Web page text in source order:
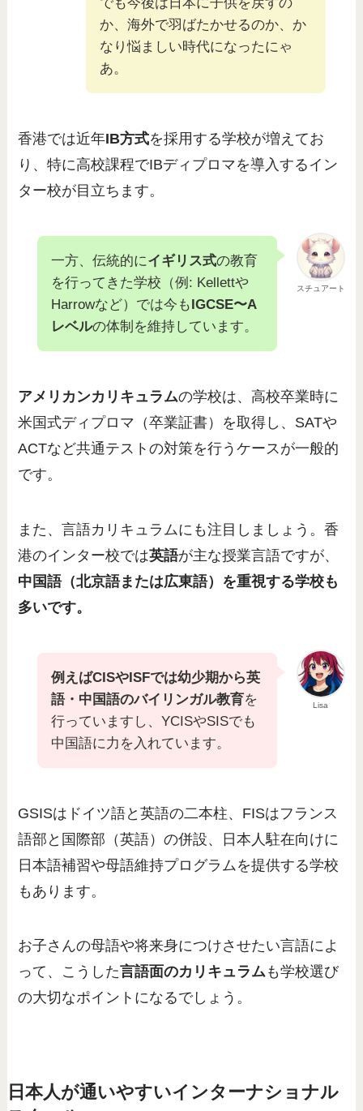
でも今後は日本に子供を戻すの
か、海外で羽ばたかせるのか、か
なり悩ましい時代になったにゃ
あ。
香港では近年IB方式を採用する学校が増えてお
り、特に高校課程でIBディプロマを導入するイン
ター校が目立ちます。
スチュアート
一方、伝統的にイギリス式の教育
を行ってきた学校（例: Kellettや
Harrowなど）では今もIGCSE〜A
レベルの体制を維持しています。
アメリカンカリキュラムの学校は、高校卒業時に
米国式ディプロマ（卒業証書）を取得し、SATや
ACTなど共通テストの対策を行うケースが一般的
です。
また、言語カリキュラムにも注目しましょう。香
港のインター校では英語が主な授業言語ですが、
中国語（北京語または広東語）を重視する学校も
多いです。
Lisa
例えばCISやISFでは幼少期から英
語・中国語のバイリンガル教育を
行っていますし、YCISやSISでも
中国語に力を入れています。
GSISはドイツ語と英語の二本柱、FISはフランス
語部と国際部（英語）の併設、日本人駐在向けに
日本語補習や母語維持プログラムを提供する学校
もあります。
お子さんの母語や将来身につけさせたい言語によ
って、こうした言語面のカリキュラムも学校選び
の大切なポイントになるでしょう。
日本人が通いやすいインターナショナル